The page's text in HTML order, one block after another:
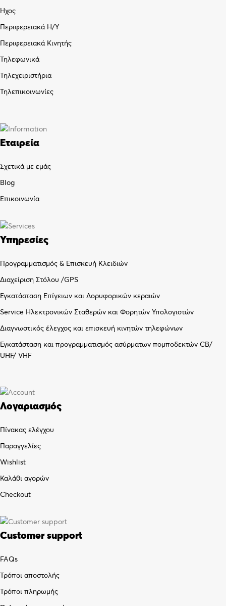
Ήχος
Περιφερειακά Η/Υ
Περιφερειακά Κινητής
Τηλεφωνικά
Τηλεχειριστήρια
Τηλεπικοινωνίες
Εταιρεία
Σχετικά με εμάς
Blog
Επικοινωνία
Υπηρεσίες
Προγραμματισμός & Επισκευή Κλειδιών
Διαχείριση Στόλου /GPS
Εγκατάσταση Επίγειων και Δορυφορικών κεραιών
Service Ηλεκτρονικών Σταθερών και Φορητών Υπολογιστών
Διαγνωστικός έλεγχος και επισκευή κινητών τηλεφώνων
Εγκατάσταση και προγραμματισμός ασύρματων πομποδεκτών CB/
UHF/ VHF
Λογαριασμός
Πίνακας ελέγχου
Παραγγελίες
Wishlist
Καλάθι αγορών
Checkout
Customer support
FAQs
Τρόποι αποστολής
Τρόποι πληρωμής